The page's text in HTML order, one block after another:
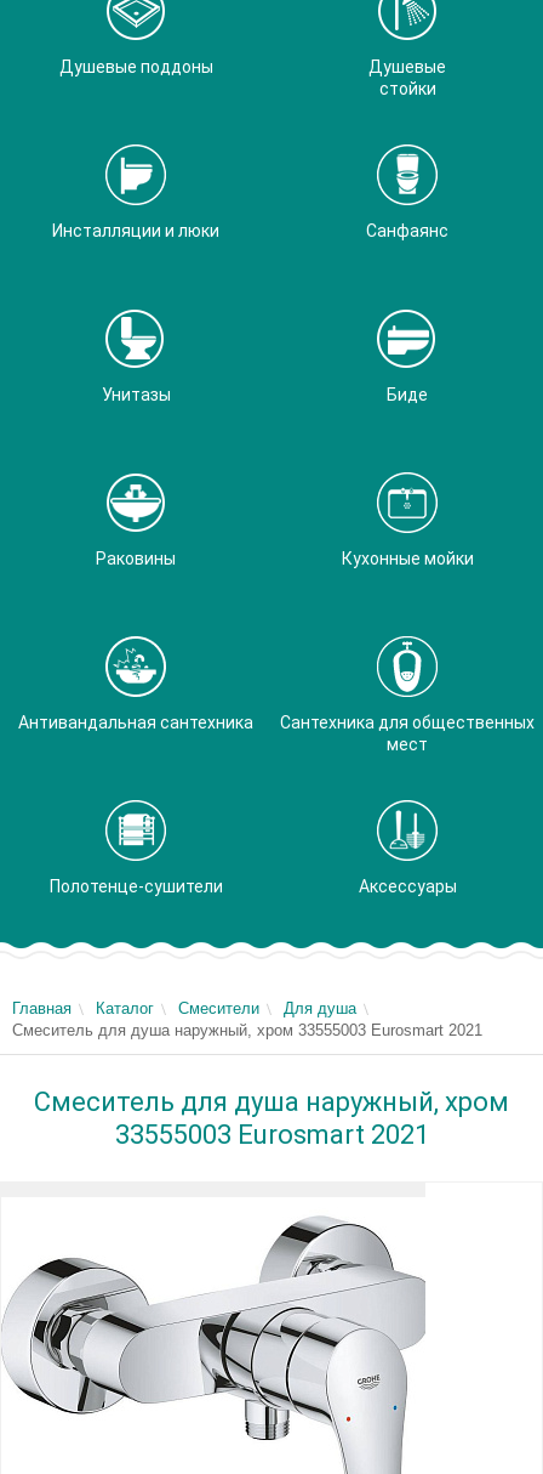
Душевые поддоны
Душевые
стойки
Инсталляции и люки Санфаянс
Унитазы Биде
Раковины Кухонные мойки
Антивандальная сантехника
Сантехника для общественных
мест
Полотенце-сушители Аксессуары
Главная Каталог Смесители
Для душа
Смеситель для душа наружный, хром 33555003 Eurosmart 2021
Смеситель для душа наружный, хром
33555003 Eurosmart 2021